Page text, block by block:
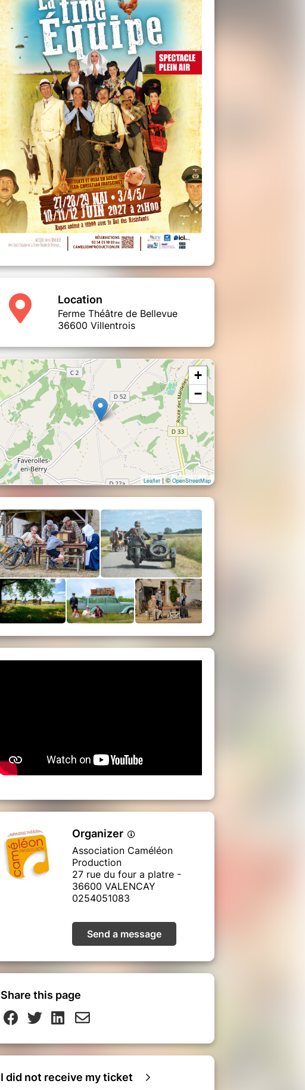
Location
Ferme Théâtre de Bellevue
36600 Villentrois
+
−
Leaflet | ©OpenStreetMap
Organizer
Association Caméléon
Production
27 rue du four a platre -
36600 VALENCAY
0254051083
Send a message
Share this page
I did not receive my ticket